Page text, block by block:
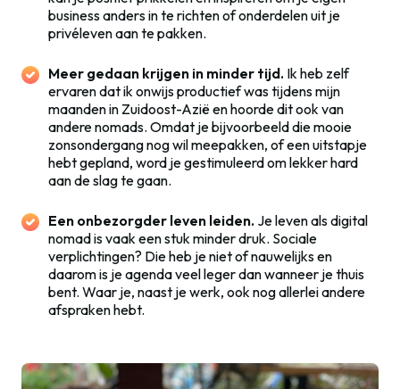
business anders in te richten of onderdelen uit je
privéleven aan te pakken.
Meer gedaan krijgen in minder tijd. Ik heb zelf
ervaren dat ik onwijs productief was tijdens mijn
maanden in Zuidoost-Azië en hoorde dit ook van
andere nomads. Omdat je bijvoorbeeld die mooie
zonsondergang nog wil meepakken, of een uitstapje
hebt gepland, word je gestimuleerd om lekker hard
aan de slag te gaan.
Een onbezorgder leven leiden. Je leven als digital
nomad is vaak een stuk minder druk. Sociale
verplichtingen? Die heb je niet of nauwelijks en
daarom is je agenda veel leger dan wanneer je thuis
bent. Waar je, naast je werk, ook nog allerlei andere
afspraken hebt.